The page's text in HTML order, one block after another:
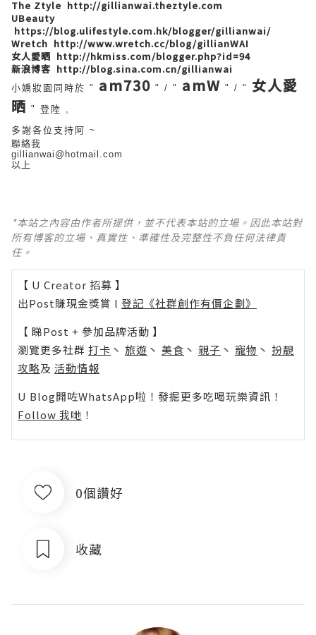
The Ztyle http://gillianwai.theztyle.com
UBeauty
https://blog.ulifestyle.com.hk/blogger/gillianwai/
Wretch http://www.wretch.cc/blog/gillianWAI
女人愛晒 http://hkmiss.com/blogger.php?id=94
新浪博客 http://blog.sina.com.cn/gillianwai
小嬌妝園同時於 " am730 " / " amW " / " 女人愛
晒 " 登陸 ,
多謝各位支持阿 ~
聯絡我
gillianwai@hotmail.com
以上
*本站之內容由作者所提供，並不代表本站的立場。因此本站對
所有博客的立場、真實性、準確性及完整性不負任何法律責
任。
【 U Creator 招募 】
出Post賺現金獎賞 l 登記《社群創作有價企劃》
【 睇Post + 參加品牌活動 】
瀏覽更多社群 打卡 丶 旅遊 丶 美食 丶 親子 丶 寵物 丶 扮靚
攻略及 活動情報
U Blog開咗WhatsApp啦！發掘更多吃喝玩樂資訊！
Follow 我哋 ！
0個讚好
收藏